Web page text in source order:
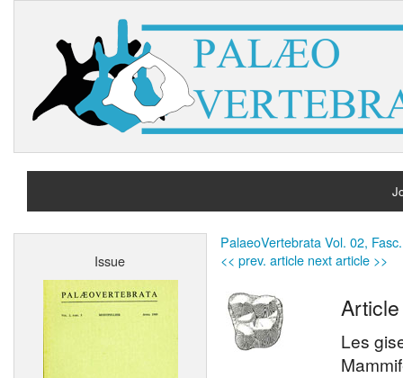
Issue
PalaeoVertebrata Vol. 02,
<< prev. article next article >>
Article
Les